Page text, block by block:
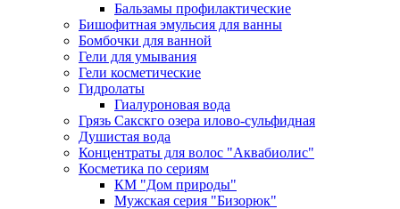
Бальзамы профилактические
Бишофитная эмульсия для ванны
Бомбочки для ванной
Гели для умывания
Гели косметические
Гидролаты
Гиалуроновая вода
Грязь Сакскго озера илово-сульфидная
Душистая вода
Концентраты для волос "Аквабиолис"
Косметика по сериям
КМ "Дом природы"
Мужская серия "Бизорюк"